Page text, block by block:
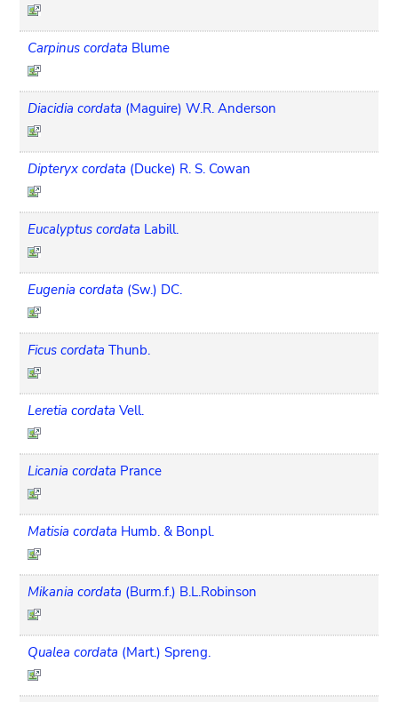
Carpinus cordata Blume
Diacidia cordata (Maguire) W.R. Anderson
Dipteryx cordata (Ducke) R. S. Cowan
Eucalyptus cordata Labill.
Eugenia cordata (Sw.) DC.
Ficus cordata Thunb.
Leretia cordata Vell.
Licania cordata Prance
Matisia cordata Humb. & Bonpl.
Mikania cordata (Burm.f.) B.L.Robinson
Qualea cordata (Mart.) Spreng.